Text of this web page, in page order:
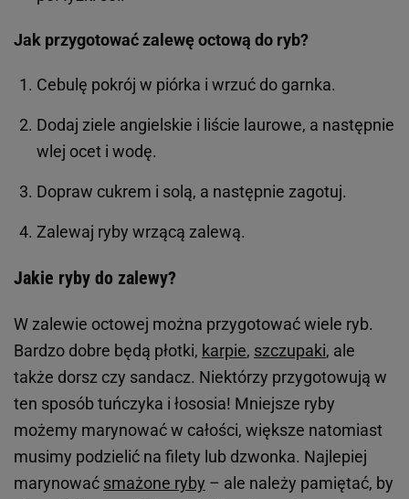
Jak przygotować zalewę octową do ryb?
Cebulę pokrój w piórka i wrzuć do garnka.
Dodaj ziele angielskie i liście laurowe, a następnie
wlej ocet i wodę.
Dopraw cukrem i solą, a następnie zagotuj.
Zalewaj ryby wrzącą zalewą.
Jakie ryby do zalewy?
W zalewie octowej można przygotować wiele ryb.
Bardzo dobre będą płotki, karpie, szczupaki, ale
także dorsz czy sandacz. Niektórzy przygotowują w
ten sposób tuńczyka i łososia! Mniejsze ryby
możemy marynować w całości, większe natomiast
musimy podzielić na filety lub dzwonka. Najlepiej
marynować smażone ryby – ale należy pamiętać, by